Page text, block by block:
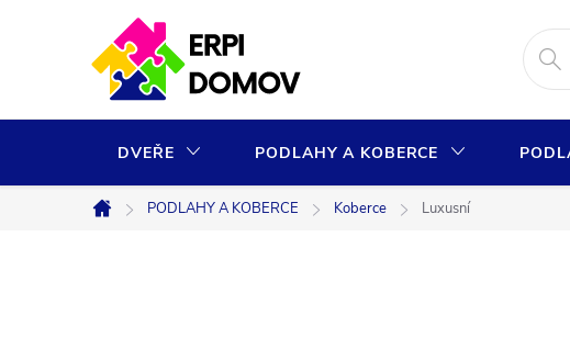
DVEŘE PODLAHY A KOBERCE
Domů
PODLAHY A KOBERCE Koberce Luxusní